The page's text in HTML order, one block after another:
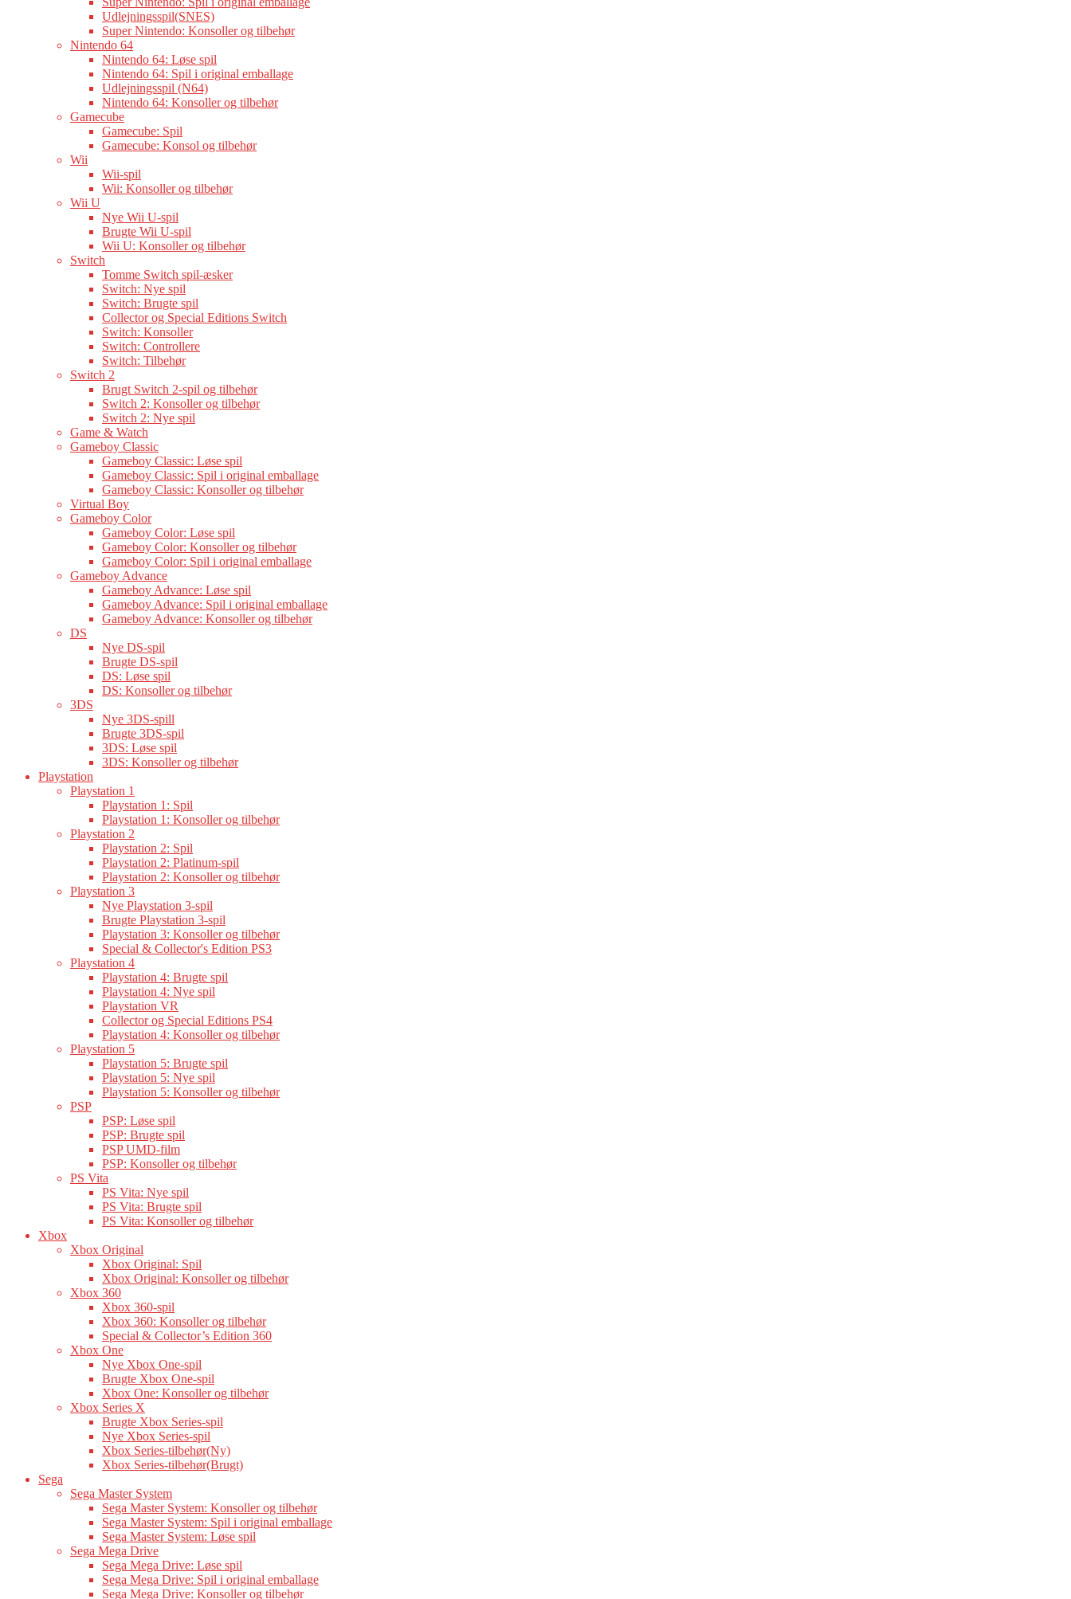
Udlejningsspil(SNES)
Super Nintendo: Konsoller og tilbehør
Nintendo 64
Nintendo 64: Løse spil
Nintendo 64: Spil i original emballage
Udlejningsspil (N64)
Nintendo 64: Konsoller og tilbehør
Gamecube
Gamecube: Spil
Gamecube: Konsol og tilbehør
Wii
Wii-spil
Wii: Konsoller og tilbehør
Wii U
Nye Wii U-spil
Brugte Wii U-spil
Wii U: Konsoller og tilbehør
Switch
Tomme Switch spil-æsker
Switch: Nye spil
Switch: Brugte spil
Collector og Special Editions Switch
Switch: Konsoller
Switch: Controllere
Switch: Tilbehør
Switch 2
Brugt Switch 2-spil og tilbehør
Switch 2: Konsoller og tilbehør
Switch 2: Nye spil
Game & Watch
Gameboy Classic
Gameboy Classic: Løse spil
Gameboy Classic: Spil i original emballage
Gameboy Classic: Konsoller og tilbehør
Virtual Boy
Gameboy Color
Gameboy Color: Løse spil
Gameboy Color: Konsoller og tilbehør
Gameboy Color: Spil i original emballage
Gameboy Advance
Gameboy Advance: Løse spil
Gameboy Advance: Spil i original emballage
Gameboy Advance: Konsoller og tilbehør
DS
Nye DS-spil
Brugte DS-spil
DS: Løse spil
DS: Konsoller og tilbehør
3DS
Nye 3DS-spill
Brugte 3DS-spil
3DS: Løse spil
3DS: Konsoller og tilbehør
Playstation
Playstation 1
Playstation 1: Spil
Playstation 1: Konsoller og tilbehør
Playstation 2
Playstation 2: Spil
Playstation 2: Platinum-spil
Playstation 2: Konsoller og tilbehør
Playstation 3
Nye Playstation 3-spil
Brugte Playstation 3-spil
Playstation 3: Konsoller og tilbehør
Special & Collector's Edition PS3
Playstation 4
Playstation 4: Brugte spil
Playstation 4: Nye spil
Playstation VR
Collector og Special Editions PS4
Playstation 4: Konsoller og tilbehør
Playstation 5
Playstation 5: Brugte spil
Playstation 5: Nye spil
Playstation 5: Konsoller og tilbehør
PSP
PSP: Løse spil
PSP: Brugte spil
PSP UMD-film
PSP: Konsoller og tilbehør
PS Vita
PS Vita: Nye spil
PS Vita: Brugte spil
PS Vita: Konsoller og tilbehør
Xbox
Xbox Original
Xbox Original: Spil
Xbox Original: Konsoller og tilbehør
Xbox 360
Xbox 360-spil
Xbox 360: Konsoller og tilbehør
Special & Collector’s Edition 360
Xbox One
Nye Xbox One-spil
Brugte Xbox One-spil
Xbox One: Konsoller og tilbehør
Xbox Series X
Brugte Xbox Series-spil
Nye Xbox Series-spil
Xbox Series-tilbehør(Ny)
Xbox Series-tilbehør(Brugt)
Sega
Sega Master System
Sega Master System: Konsoller og tilbehør
Sega Master System: Spil i original emballage
Sega Master System: Løse spil
Sega Mega Drive
Sega Mega Drive: Løse spil
Sega Mega Drive: Spil i original emballage
Sega Mega Drive: Konsoller og tilbehør